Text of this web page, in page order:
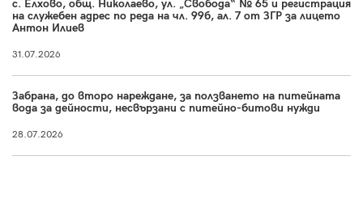
с. Елхово, общ. Николаево, ул. „Свобода“ № 65 и регистрация
на служебен адрес по реда на чл. 99б, ал. 7 от ЗГР за лицето
Антон Илиев
31.07.2026
Забрана, до второ нареждане, за ползването на питейната
вода за дейности, несвързани с питейно-битови нужди
28.07.2026